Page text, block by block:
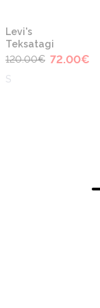
-40%
Levi's
Teksatagi
120.00€ 72.00€
S